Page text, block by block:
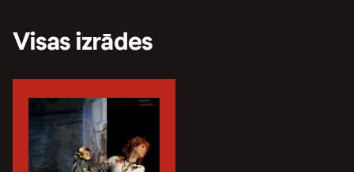
Visas izrādes